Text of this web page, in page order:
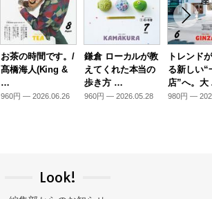
お茶の時間です。/
髙橋海人(King &
…
960円 — 2026.06.26
鎌倉 ローカルが教
えてくれた本当の
歩き方 …
960円 — 2026.05.28
トレンド
る新しい“
店”へ。
980円 —
Look!